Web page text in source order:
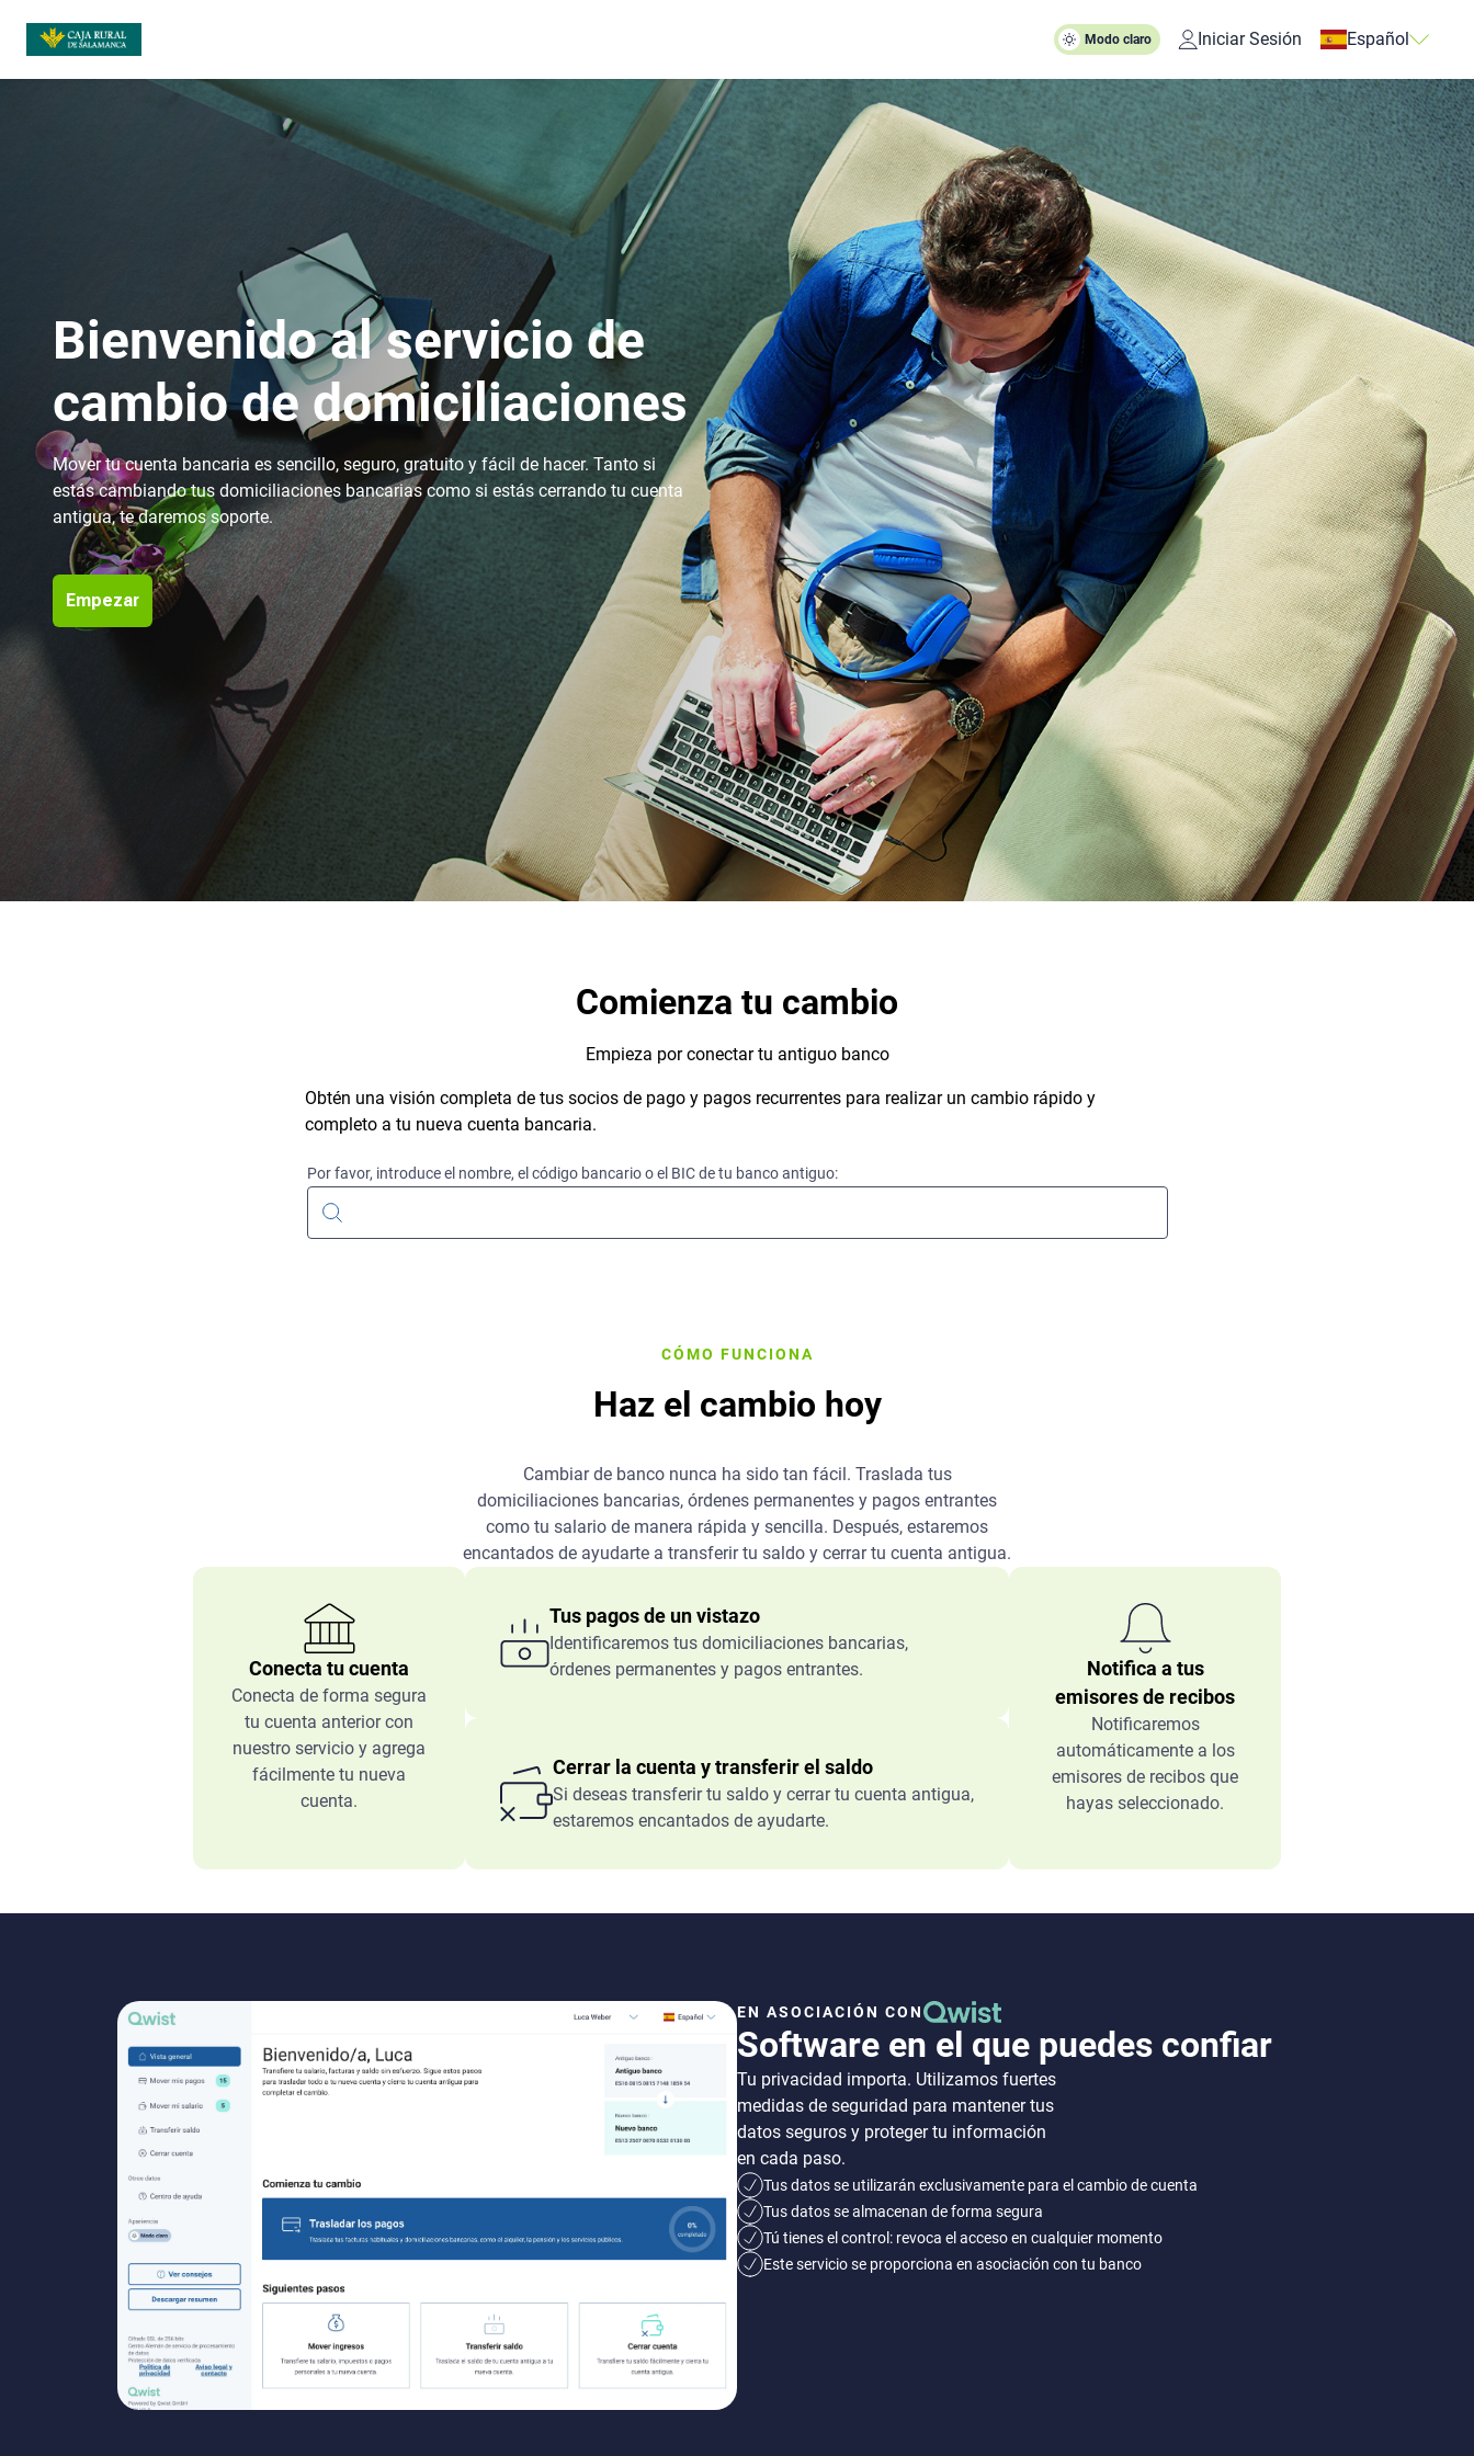
Modo claro Iniciar Sesión Español
Bienvenido al servicio de
cambio de domiciliaciones
Mover tu cuenta bancaria es sencillo, seguro, gratuito y fácil de hacer. Tanto si
estás cambiando tus domiciliaciones bancarias como si estás cerrando tu cuenta
antigua, te daremos soporte.
Empezar
Comienza tu cambio
Empieza por conectar tu antiguo banco
Obtén una visión completa de tus socios de pago y pagos recurrentes para realizar un cambio rápido y
completo a tu nueva cuenta bancaria.
Por favor, introduce el nombre, el código bancario o el BIC de tu banco antiguo:
CÓMO FUNCIONA
Haz el cambio hoy
Cambiar de banco nunca ha sido tan fácil. Traslada tus
domiciliaciones bancarias, órdenes permanentes y pagos entrantes
como tu salario de manera rápida y sencilla. Después, estaremos
encantados de ayudarte a transferir tu saldo y cerrar tu cuenta antigua.
Conecta tu cuenta
Conecta de forma segura
tu cuenta anterior con
nuestro servicio y agrega
fácilmente tu nueva
cuenta.
Tus pagos de un vistazo
Identificaremos tus domiciliaciones bancarias,
órdenes permanentes y pagos entrantes.
Cerrar la cuenta y transferir el saldo
Si deseas transferir tu saldo y cerrar tu cuenta antigua,
estaremos encantados de ayudarte.
Notifica a tus
emisores de recibos
Notificaremos
automáticamente a los
emisores de recibos que
hayas seleccionado.
EN ASOCIACIÓN CON
Software en el que puedes confiar
Tu privacidad importa. Utilizamos fuertes
medidas de seguridad para mantener tus
datos seguros y proteger tu información
en cada paso.
Tus datos se utilizarán exclusivamente para el cambio de cuenta
Tus datos se almacenan de forma segura
Tú tienes el control: revoca el acceso en cualquier momento
Este servicio se proporciona en asociación con tu banco